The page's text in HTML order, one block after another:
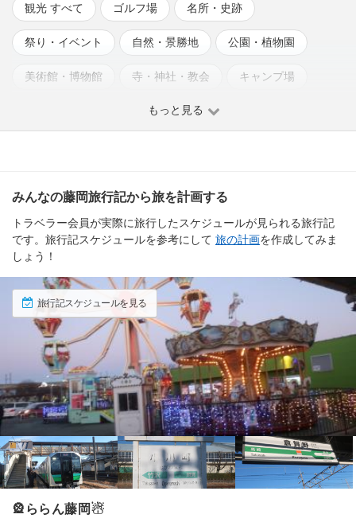
観光 すべて ゴルフ場 名所・史跡
祭り・イベント 自然・景勝地 公園・植物園
美術館・博物館 寺・神社・教会 キャンプ場
動物園・水族館もっと見る
みんなの藤岡旅行記から旅を計画する
トラベラー会員が実際に旅行したスケジュールが見られる旅行記
です。旅行記スケジュールを参考にして 旅の計画を作成してみま
しょう！
旅行記スケジュールを見る
🎡ららん藤岡☃